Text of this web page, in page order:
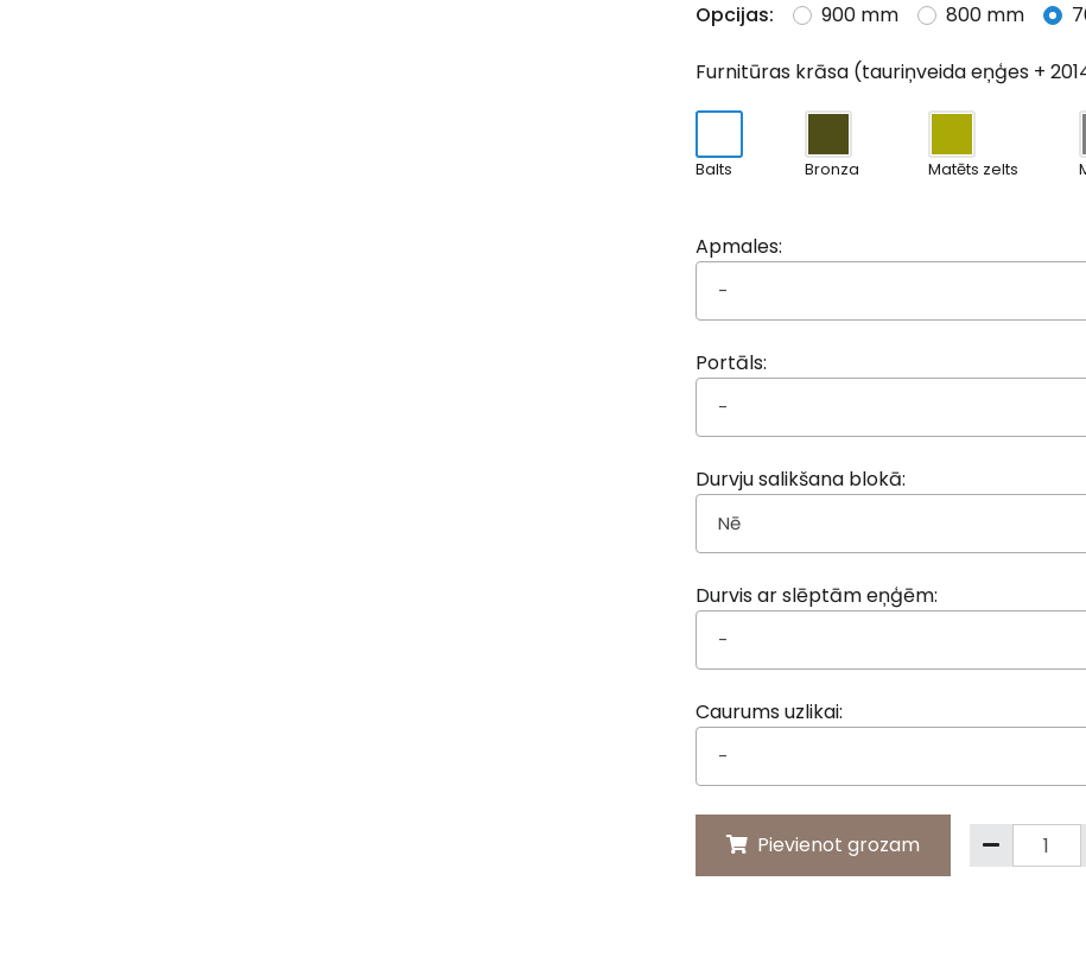
Opcijas: 900 mm 800 mm
Furnitūras krāsa (tauriņveida eņģes +
Balts Bronza Matēts zelts
Apmales:
-
Portāls:
-
Durvju salikšana blokā:
Nē
Durvis ar slēptām eņģēm:
-
Caurums uzlikai:
-
Pievienot grozam